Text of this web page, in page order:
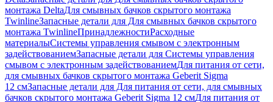
монтажа DeltaДля смывных бачков скрытого монтажа
TwinlineЗапасные детали для Для смывных бачков скрытого
монтажа TwinlineПринадлежностиРасходные
материалыСистемы управления смывом с электронным
задействованиемЗапасные детали для Системы управления
смывом с электронным задействованиемДля питания от сети,
для смывных бачков скрытого монтажа Geberit Sigma
12 смЗапасные детали для Для питания от сети, для смывных
бачков скрытого монтажа Geberit Sigma 12 смДля питания от